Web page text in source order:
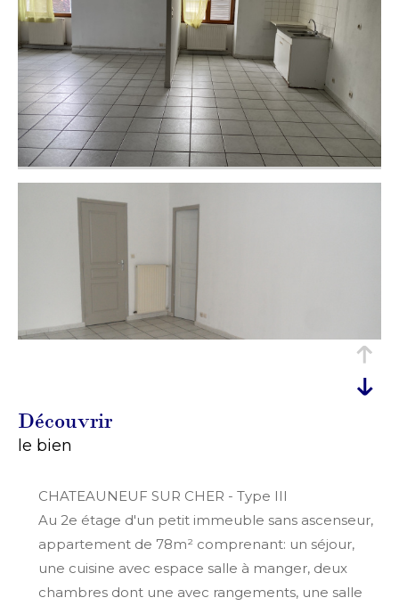
découvrir
le bien
CHATEAUNEUF SUR CHER - Type III
Au 2e étage d'un petit immeuble sans ascenseur,
appartement de 78m² comprenant: un séjour,
une cuisine avec espace salle à manger, deux
chambres dont une avec rangements, une salle